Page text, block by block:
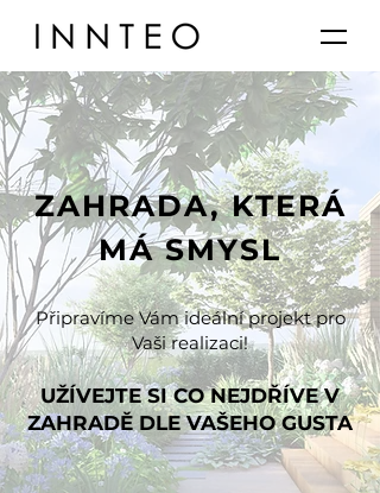
ZAHRADA, KTERÁ
MÁ SMYSL
Připravíme Vám ideální projekt pro
Vaši realizaci!
UŽÍVEJTE SI CO NEJDŘÍVE V
ZAHRADĚ DLE VAŠEHO GUSTA